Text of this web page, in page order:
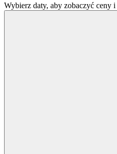
Wybierz daty, aby zobaczyć ceny i